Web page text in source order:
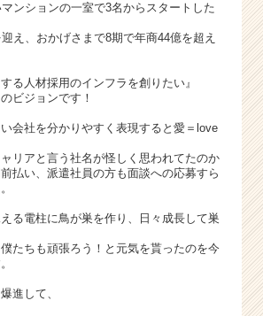
か
ら
ウ
ト
が
く
就
サ
ト
ア
ンションの一室で3名からスタートした
え、おかげさまで8期で年商44億を超え
る人材採用のインフラを創りたい』
ビジョンです！
会社を分かりやすく表現すると愛＝love
リアと言う社名が怪しく思われてたのか
払い、派遣社員の方も面談への応募すら
る電柱に鳥が巣を作り、日々成長して巣
たちも頑張ろう！と元気を貰ったのを今
進して、